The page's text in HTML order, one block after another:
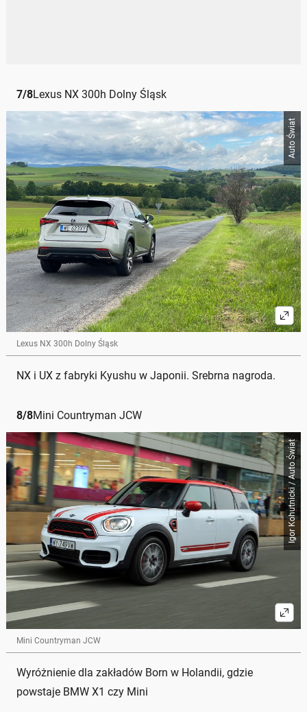
7/8Lexus NX 300h Dolny Śląsk
Auto Świat
Lexus NX 300h Dolny Śląsk
NX i UX z fabryki Kyushu w Japonii. Srebrna nagroda.
8/8Mini Countryman JCW
Igor Kohutnicki / Auto Świat
Mini Countryman JCW
Wyróżnienie dla zakładów Born w Holandii, gdzie
powstaje BMW X1 czy Mini